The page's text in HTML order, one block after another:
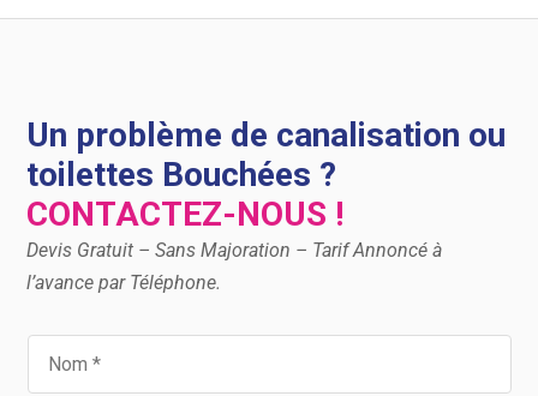
Un problème de canalisation ou
toilettes Bouchées ?
CONTACTEZ-NOUS !
Devis Gratuit – Sans Majoration – Tarif Annoncé à
l’avance par Téléphone.